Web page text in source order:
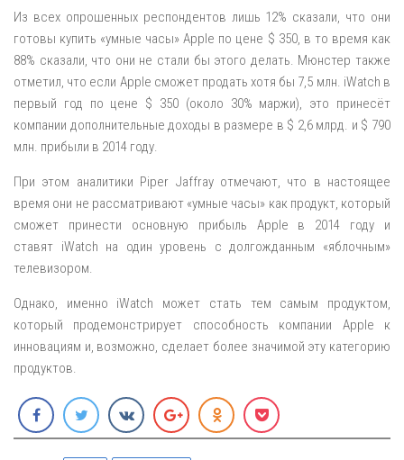
Из всех опрошенных респондентов лишь 12% сказали, что они
готовы купить «умные часы» Apple по цене $ 350, в то время как
88% сказали, что они не стали бы этого делать. Мюнстер также
отметил, что если Apple сможет продать хотя бы 7,5 млн. iWatch в
первый год по цене $ 350 (около 30% маржи), это принесёт
компании дополнительные доходы в размере в $ 2,6 млрд. и $ 790
млн. прибыли в 2014 году.
При этом аналитики Piper Jaffray отмечают, что в настоящее
время они не рассматривают «умные часы» как продукт, который
сможет принести основную прибыль Apple в 2014 году и
ставят iWatch на один уровень с долгожданным «яблочным»
телевизором.
Однако, именно iWatch может стать тем самым продуктом,
который продемонстрирует способность компании Apple к
инновациям и, возможно, сделает более значимой эту категорию
продуктов.